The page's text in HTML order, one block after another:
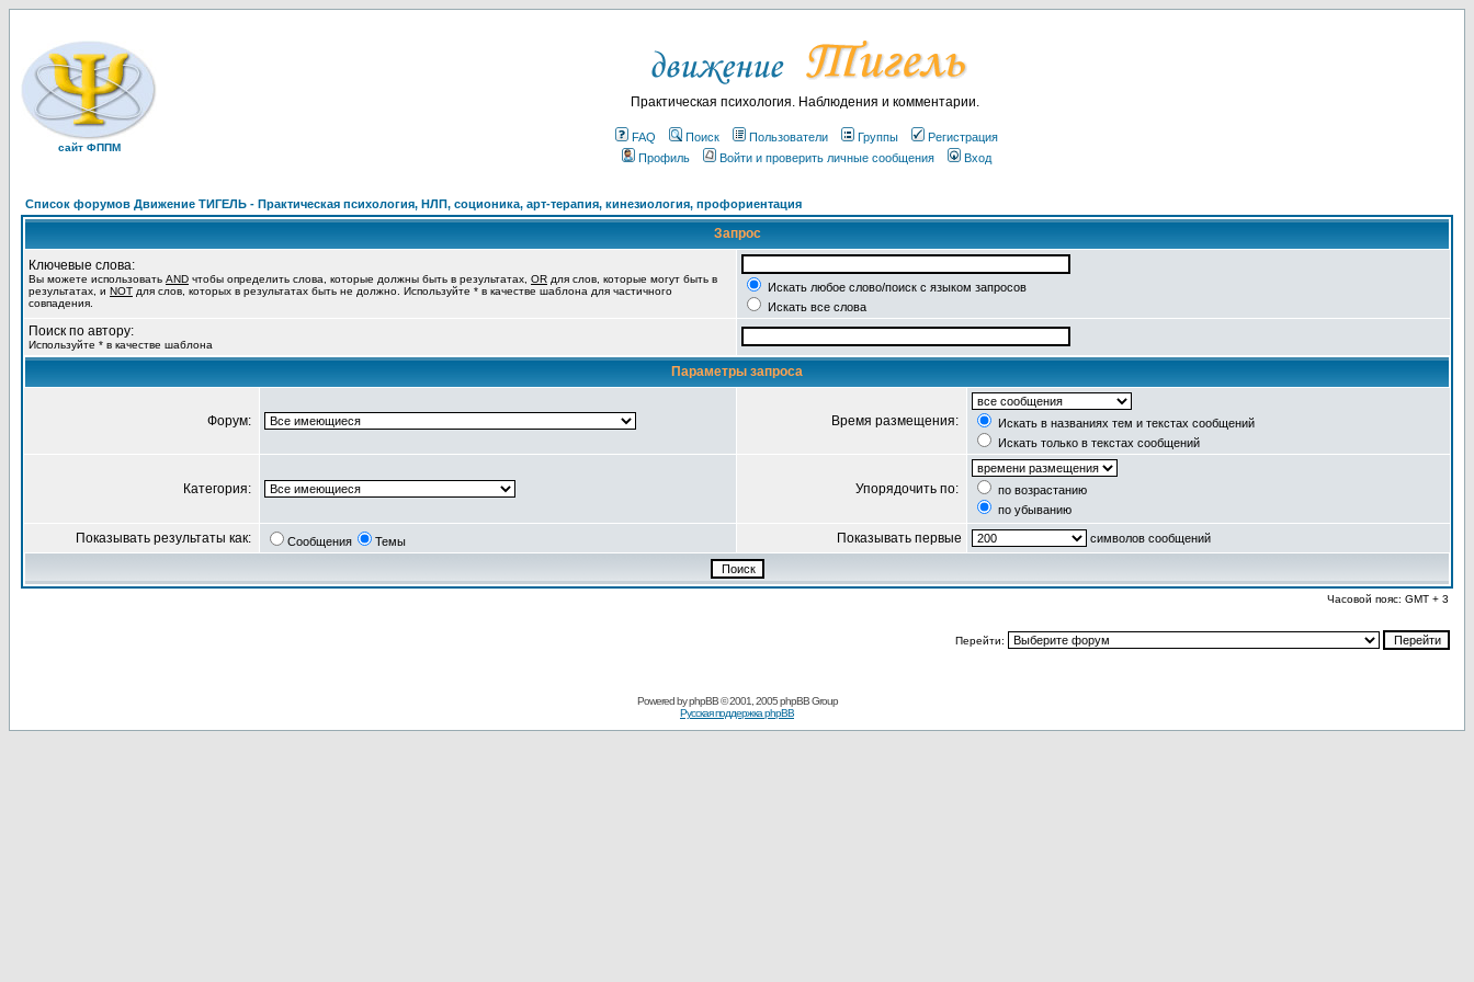
сайт ФППМ
Практическая психология. Наблюдения и комментарии.
FAQ Поиск Пользователи Группы
Регистрация
Профиль
Войти и проверить личные сообщения Вход
Список форумов Движение ТИГЕЛЬ - Практическая психология, НЛП, соционика, арт-терапия, кинезиология, профориентация
Запрос
Ключевые слова:
Вы можете использовать AND чтобы определить слова, которые должны быть в результатах, OR для слов, которые могут быть в
результатах, и NOT для слов, которых в результатах быть не должно. Используйте * в качестве шаблона для частичного
совпадения.
Искать любое слово/поиск с языком запросов
Искать все слова
Поиск по автору:
Используйте * в качестве шаблона
Параметры запроса
Форум: Время размещения:
Искать в названиях тем и текстах сообщений
Искать только в текстах сообщений
Категория: Упорядочить по:
по возрастанию
по убыванию
Показывать результаты как: Сообщения Темы Показывать первые символов сообщений
Часовой пояс: GMT + 3
Перейти:
Powered byphpBB© 2001, 2005 phpBB Group
Русская поддержка phpBB